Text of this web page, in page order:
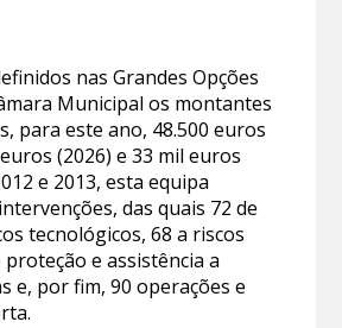
nas Grandes Opções
Municipal os montantes
para este ano, 48.500 euros
(2026) e 33 mil euros
e 2013, esta equipa
das quais 72 de
tecnológicos, 68 a riscos
proteção e assistência a
e, por fim, 90 operações e